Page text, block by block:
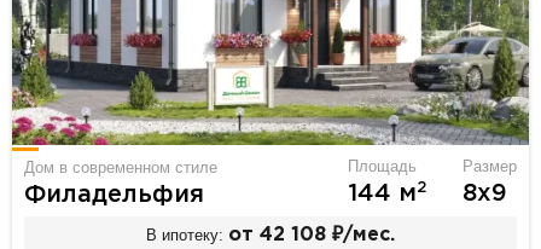
Дом в современном стиле
Филадельфия
Площадь
144 м2
Размер
8х9
В ипотеку: от 42 108 ₽/мес.